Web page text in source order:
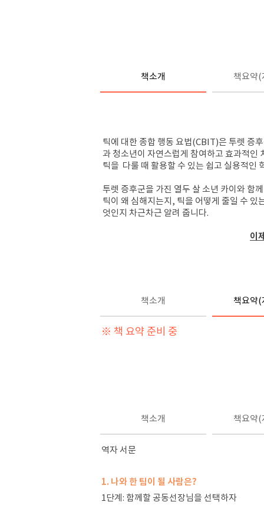
책소개 책요약(
틱에 대한 종합 행동 요법(CBIT)은 투렛 증
과 청소년이 자연스럽게 참여하고 효과적인
틱을 다룰 때 활용할 수 있는 쉽고 실용적인
투렛 증후군을 가진 열두 살 소년 카이와 함
틱이 왜 심해지는지, 틱을 어떻게 줄일 수
엇인지 차근차근 알려 줍니다.
이
책소개 책요약(
※ 책 요약 준비 중
책소개 책요약(
역자 서문
1. 나와 한 팀이 될 사람은?
1단계: 함께할 공동선장님을 선택하자